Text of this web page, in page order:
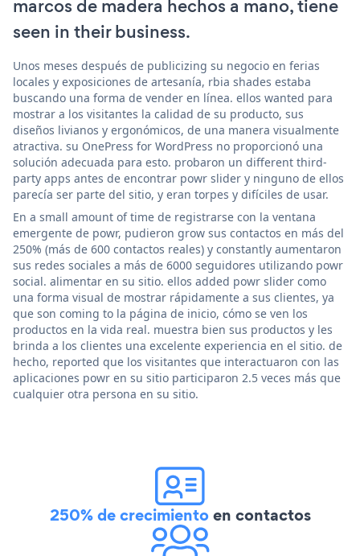
marcos de madera hechos a mano, tiene
seen in their business.
Unos meses después de publicizing su negocio en ferias
locales y exposiciones de artesanía, rbia shades estaba
buscando una forma de vender en línea. ellos wanted para
mostrar a los visitantes la calidad de su producto, sus
diseños livianos y ergonómicos, de una manera visualmente
atractiva. su OnePress for WordPress no proporcionó una
solución adecuada para esto. probaron un different third-
party apps antes de encontrar powr slider y ninguno de ellos
parecía ser parte del sitio, y eran torpes y difíciles de usar.
En a small amount of time de registrarse con la ventana
emergente de powr, pudieron grow sus contactos en más del
250% (más de 600 contactos reales) y constantly aumentaron
sus redes sociales a más de 6000 seguidores utilizando powr
social. alimentar en su sitio. ellos added powr slider como
una forma visual de mostrar rápidamente a sus clientes, ya
que son coming to la página de inicio, cómo se ven los
productos en la vida real. muestra bien sus productos y les
brinda a los clientes una excelente experiencia en el sitio. de
hecho, reported que los visitantes que interactuaron con las
aplicaciones powr en su sitio participaron 2.5 veces más que
cualquier otra persona en su sitio.
250% de crecimientoen contactos